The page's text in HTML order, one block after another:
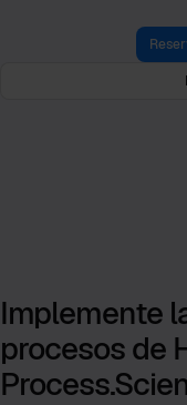
Implemente
procesos de